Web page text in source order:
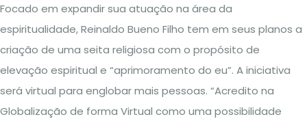
Focado em expandir sua atuação na área da
espiritualidade, Reinaldo Bueno Filho tem em seus planos a
criação de uma seita religiosa com o propósito de
elevação espiritual e “aprimoramento do eu”. A iniciativa
será virtual para englobar mais pessoas. “Acredito na
Globalização de forma Virtual como uma possibilidade